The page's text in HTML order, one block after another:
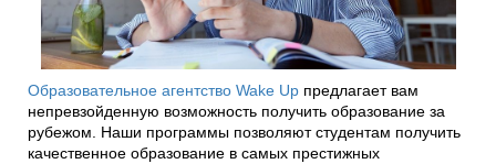
Образовательное агентство Wake Up предлагает вам
непревзойденную возможность получить образование за
рубежом. Наши программы позволяют студентам получить
качественное образование в самых престижных